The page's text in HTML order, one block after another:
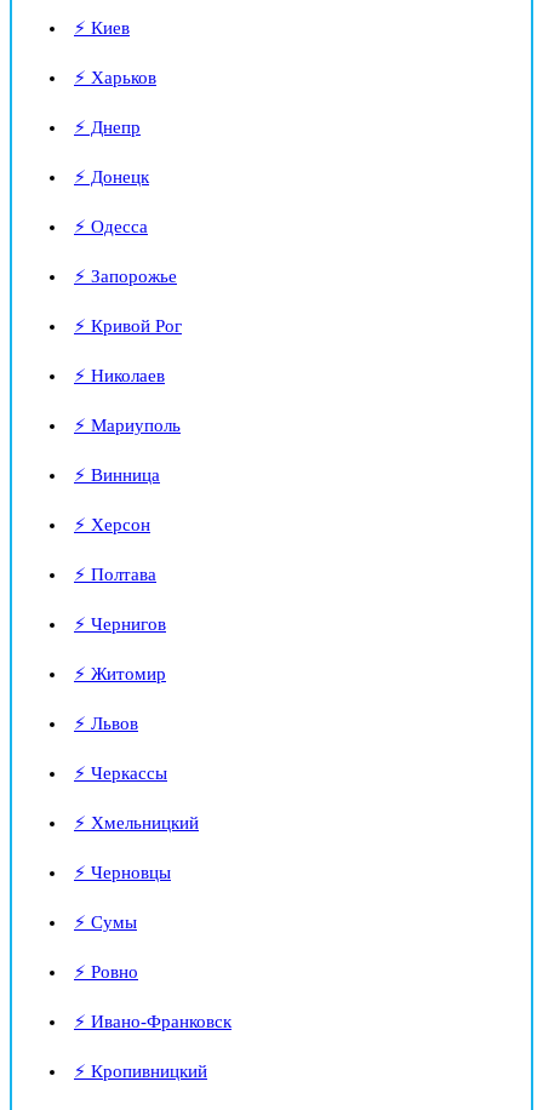
⚡ Киев
⚡ Харьков
⚡ Днепр
⚡ Донецк
⚡ Одесса
⚡ Запорожье
⚡ Кривой Рог
⚡ Николаев
⚡ Мариуполь
⚡ Винница
⚡ Херсон
⚡ Полтава
⚡ Чернигов
⚡ Житомир
⚡ Львов
⚡ Черкассы
⚡ Хмельницкий
⚡ Черновцы
⚡ Сумы
⚡ Ровно
⚡ Ивано-Франковск
⚡ Кропивницкий